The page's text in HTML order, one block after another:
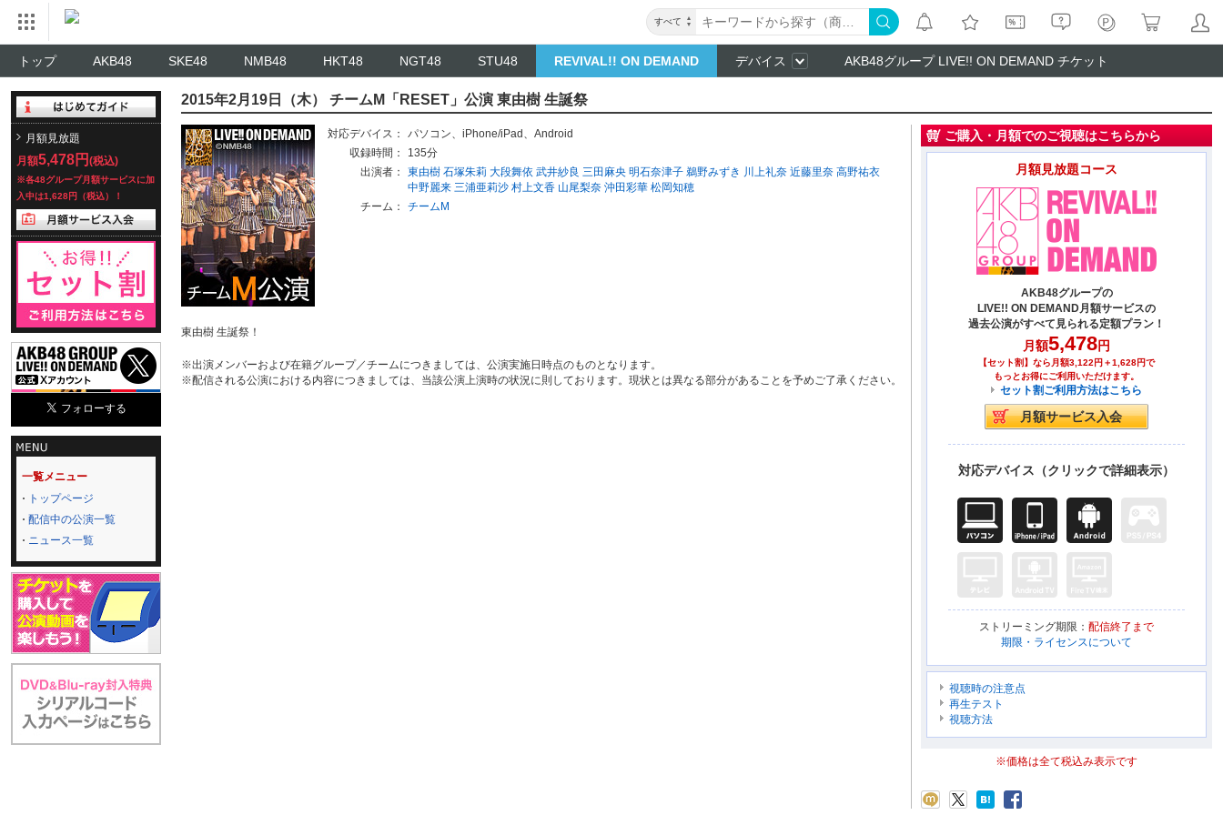
すべて
トップ AKB48 SKE48 NMB48 HKT48 NGT48 STU48 REVIVAL!! ON DEMAND デバイス AKB48グループ LIVE!! ON DEMAND チケット
月額見放題
月額5,478円 (税込)
※各48グループ月額サービスに加
入中は1,628円（税込）！
一覧メニュー
トップページ
配信中の公演一覧
ニュース一覧
2015年2月19日（木） チームM「RESET」公演 東由樹 生誕祭
対応デバイス： パソコン、 iPhone/iPad 、 Android
収録時間：
135分
出演者：
東由樹 石塚朱莉 大段舞依 武井紗良 三田麻央 明石奈津子 鵜野みずき 川上礼奈 近藤里奈 高野祐衣
中野麗来 三浦亜莉沙 村上文香 山尾梨奈 沖田彩華 松岡知穂
チーム：
チームM
東由樹 生誕祭！
※出演メンバーおよび在籍グループ／チームにつきましては、公演実施日時点のものとなります。
※配信される公演における内容につきましては、当該公演上演時の状況に則しております。現状とは異なる部分があることを予めご了承ください。
ご購入・月額でのご視聴はこちらから
月額見放題コース
AKB48グループの
LIVE!! ON DEMAND月額サービスの
過去公演がすべて見られる定額プラン！
月額5,478円
【セット割】なら月額3,122円＋1,628円で
もっとお得にご利用いただけます。
セット割ご利用方法はこちら
対応デバイス（クリックで詳細表示）
ストリーミング期限： 配信終了まで
期限・ライセンスについて
視聴時の注意点
再生テスト
視聴方法
※価格は全て税込み表示です